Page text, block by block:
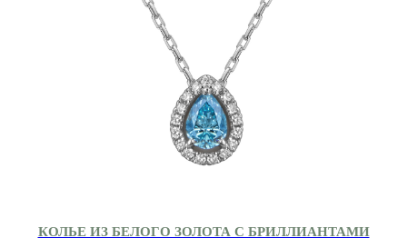
КОЛЬЕ ИЗ БЕЛОГО ЗОЛОТА С БРИЛЛИАНТАМИ